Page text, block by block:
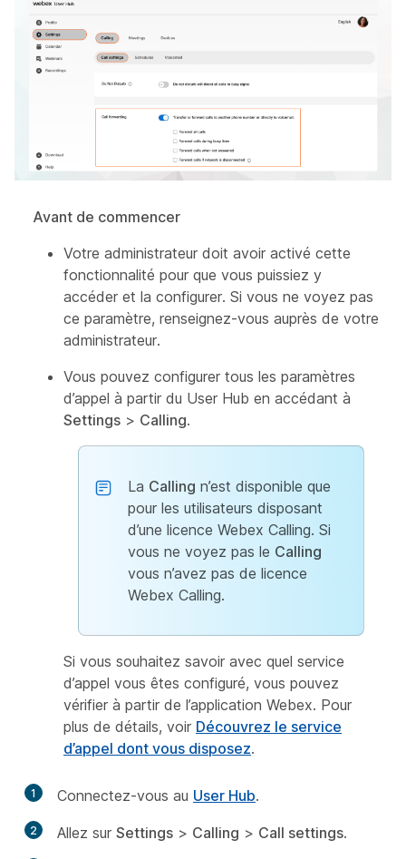
Avant de commencer
Votre administrateur doit avoir activé cette
fonctionnalité pour que vous puissiez y
accéder et la configurer. Si vous ne voyez pas
ce paramètre, renseignez-vous auprès de votre
administrateur.
Vous pouvez configurer tous les paramètres
d’appel à partir du User Hub en accédant à
Settings > Calling.
La Calling n’est disponible que
pour les utilisateurs disposant
d’une licence Webex Calling. Si
vous ne voyez pas le Calling
vous n’avez pas de licence
Webex Calling.
Si vous souhaitez savoir avec quel service
d’appel vous êtes configuré, vous pouvez
vérifier à partir de l’application Webex. Pour
plus de détails, voir Découvrez le service
d’appel dont vous disposez.
1 Connectez-vous au User Hub.
2 Allez sur Settings > Calling > Call settings.